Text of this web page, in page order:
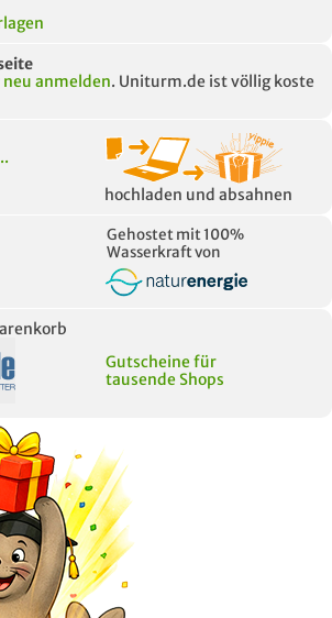
neu anmelden. Uniturm.de ist völlig koste
hochladen und absahnen
Gehostet mit 100%
Wasserkraft von
Gutscheine für
tausende Shops